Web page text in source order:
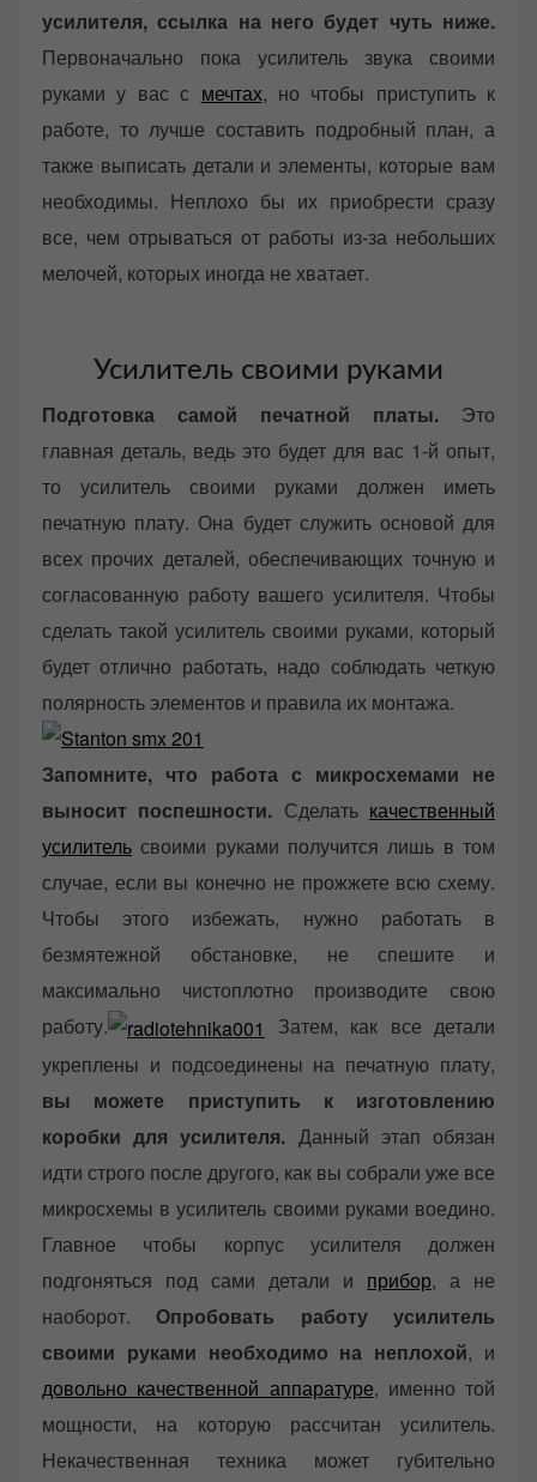
усилителя, ссылка на него будет чуть ниже.
Первоначально пока усилитель звука своими
руками у вас с мечтах, но чтобы приступить к
работе, то лучше составить подробный план, а
также выписать детали и элементы, которые вам
необходимы. Неплохо бы их приобрести сразу
все, чем отрываться от работы из-за небольших
мелочей, которых иногда не хватает.
Усилитель своими руками
Подготовка самой печатной платы. Это
главная деталь, ведь это будет для вас 1-й опыт,
то усилитель своими руками должен иметь
печатную плату. Она будет служить основой для
всех прочих деталей, обеспечивающих точную и
согласованную работу вашего усилителя. Чтобы
сделать такой усилитель своими руками, который
будет отлично работать, надо соблюдать четкую
полярность элементов и правила их монтажа.
Запомните, что работа с микросхемами не
выносит поспешности. Сделать качественный
усилитель своими руками получится лишь в том
случае, если вы конечно не прожжете всю схему.
Чтобы этого избежать, нужно работать в
безмятежной обстановке, не спешите и
максимально чистоплотно производите свою
работу.
Затем, как все детали
укреплены и подсоединены на печатную плату,
вы можете приступить к изготовлению
коробки для усилителя. Данный этап обязан
идти строго после другого, как вы собрали уже все
микросхемы в усилитель своими руками воедино.
Главное чтобы корпус усилителя должен
подгоняться под сами детали и прибор, а не
наоборот.Опробовать работу усилитель
своими руками необходимо на неплохой, и
довольно качественной аппаратуре, именно той
мощности, на которую рассчитан усилитель.
Некачественная техника может губительно